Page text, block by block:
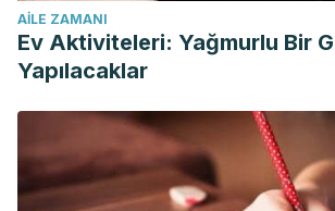
AILE ZAMANI
Ev Aktiviteleri: Yağmurlu Bir
Yapılacaklar